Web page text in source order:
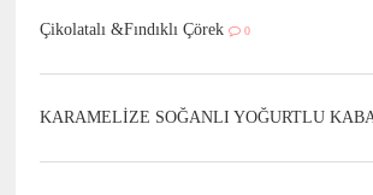
Çikolatalı &Fındıklı Çörek 0
KARAMELİZE SOĞANLI YOĞURTLU